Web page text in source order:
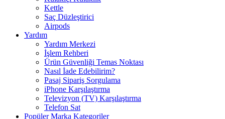
Kettle
Saç Düzleştirici
Airpods
Yardım
Yardım Merkezi
İşlem Rehberi
Ürün Güvenliği Temas Noktası
Nasıl İade Edebilirim?
Pasaj Sipariş Sorgulama
iPhone Karşılaştırma
Televizyon (TV) Karşılaştırma
Telefon Sat
Popüler Marka Kategoriler